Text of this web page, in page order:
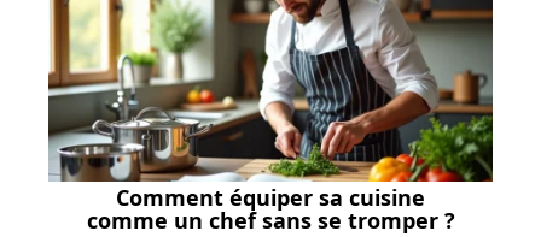
Comment équiper sa cuisine
comme un chef sans se tromper ?